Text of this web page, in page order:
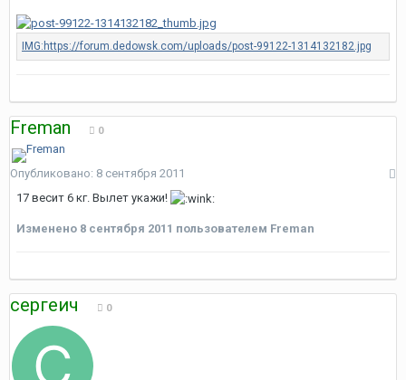
Freman 0
Опубликовано: 8 сентября 2011
17 весит 6 кг. Вылет укажи!
Изменено 8 сентября 2011 пользователем Freman
сергеич 0